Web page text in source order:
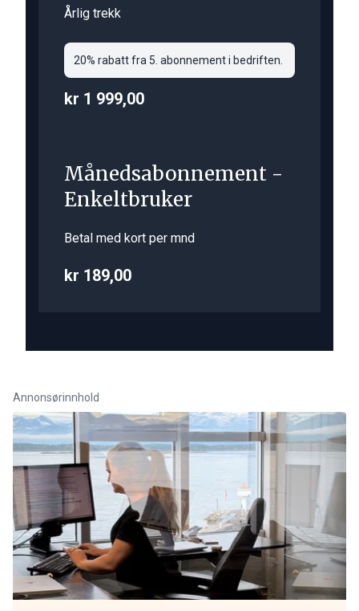
Årlig trekk
20% rabatt fra 5. abonnement i bedriften.
kr 1 999,00
Månedsabonnement -
Enkeltbruker
Betal med kort per mnd
kr 189,00
Annonsørinnhold